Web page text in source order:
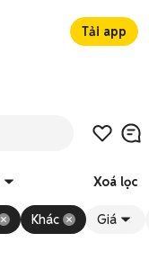
Tải app
Xoá lọc
Khác Giá